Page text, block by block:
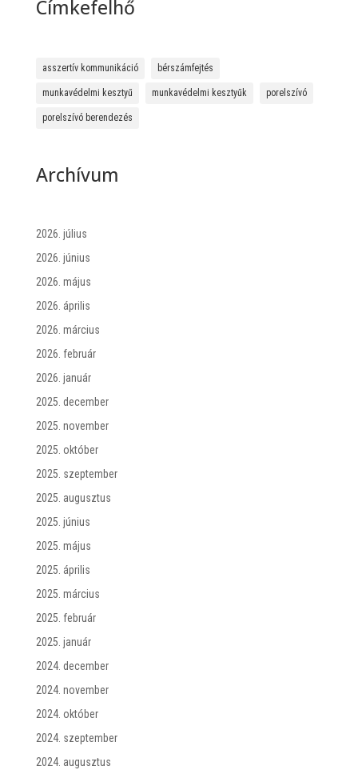
Címkefelhő
asszertív kommunikáció bérszámfejtés
munkavédelmi kesztyű munkavédelmi kesztyűk porelszívó
porelszívó berendezés
Archívum
2026. július
2026. június
2026. május
2026. április
2026. március
2026. február
2026. január
2025. december
2025. november
2025. október
2025. szeptember
2025. augusztus
2025. június
2025. május
2025. április
2025. március
2025. február
2025. január
2024. december
2024. november
2024. október
2024. szeptember
2024. augusztus